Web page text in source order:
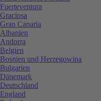
Fuerteventura
Graciosa
Gran Canaria
Albanien
Andorra
Belgien
Bosnien und Herzegowina
Bulgarien
Dänemark
Deutschland
England